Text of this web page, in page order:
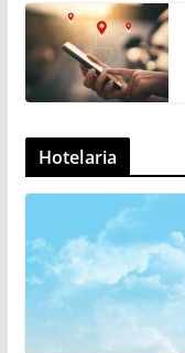
Hotelaria